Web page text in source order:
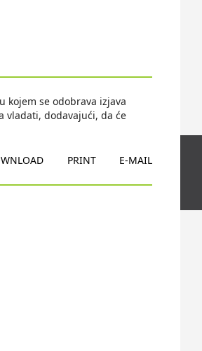
kojem se odobrava izjava
vladati, dodavajući, da će
PRINT E-MAIL